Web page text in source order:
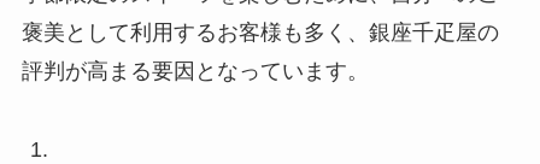
褒美として利用するお客様も多く、銀座千疋屋の
評判が高まる要因となっています。